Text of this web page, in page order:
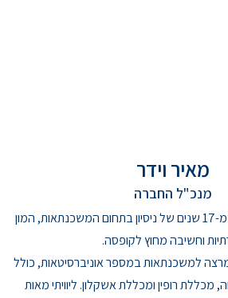
מאיר וידר
מנכ"ל החברה
אני מביא איתי למעלה מ-17 שנים של ניסיון בתחום המשכנתאות, המון
וחשיבה מחוץ לקופסה.
למשכנתאות במספר אוניברסיטאות, כולל
רופין ומכללת אשקלון. ליוויתי מאות